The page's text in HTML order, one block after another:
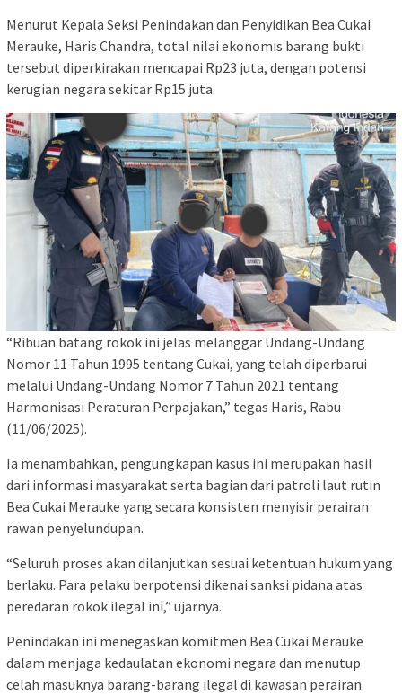
Menurut Kepala Seksi Penindakan dan Penyidikan Bea Cukai
Merauke, Haris Chandra, total nilai ekonomis barang bukti
tersebut diperkirakan mencapai Rp23 juta, dengan potensi
kerugian negara sekitar Rp15 juta.
“Ribuan batang rokok ini jelas melanggar Undang-Undang
Nomor 11 Tahun 1995 tentang Cukai, yang telah diperbarui
melalui Undang-Undang Nomor 7 Tahun 2021 tentang
Harmonisasi Peraturan Perpajakan,” tegas Haris, Rabu
(11/06/2025).
Ia menambahkan, pengungkapan kasus ini merupakan hasil
dari informasi masyarakat serta bagian dari patroli laut rutin
Bea Cukai Merauke yang secara konsisten menyisir perairan
rawan penyelundupan.
“Seluruh proses akan dilanjutkan sesuai ketentuan hukum yang
berlaku. Para pelaku berpotensi dikenai sanksi pidana atas
peredaran rokok ilegal ini,” ujarnya.
Penindakan ini menegaskan komitmen Bea Cukai Merauke
dalam menjaga kedaulatan ekonomi negara dan menutup
celah masuknya barang-barang ilegal di kawasan perairan